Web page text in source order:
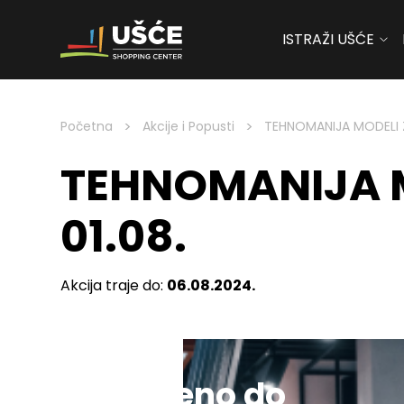
Skip to content
ISTRAŽI UŠĆE
Početna > Akcije i Popusti > TEHNOMANIJA
TEHNOMANIJA
01.08.
Akcija traje do: 06.08.2024.